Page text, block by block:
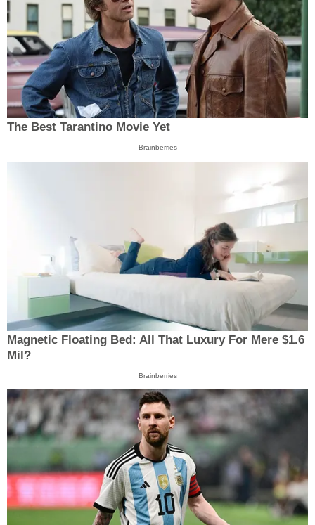
The Best Tarantino Movie Yet
Brainberries
Magnetic Floating Bed: All That Luxury For Mere $1.6
Mil?
Brainberries